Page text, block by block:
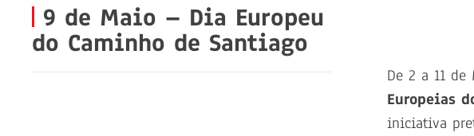
9 de Maio – Dia Europeu
do Caminho de Santiago
De 2 a 11 de
Europeias
iniciativa